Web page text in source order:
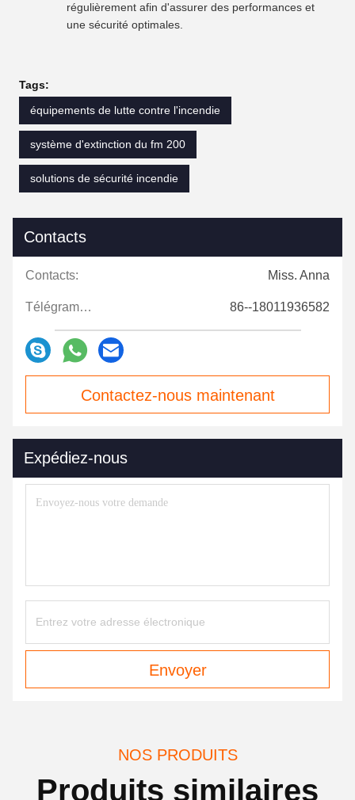
régulièrement afin d'assurer des performances et
une sécurité optimales.
Tags:
équipements de lutte contre l'incendie
système d'extinction du fm 200
solutions de sécurité incendie
Contacts
Contacts: Miss. Anna
Télégramme: 86--18011936582
Contactez-nous maintenant
Expédiez-nous
Envoyer
NOS PRODUITS
Produits similaires